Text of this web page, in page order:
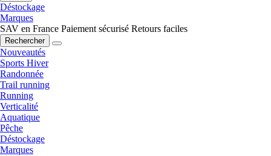
Déstockage
Marques
SAV en France Paiement sécurisé Retours faciles
Rechercher
Nouveautés
Sports Hiver
Randonnée
Trail running
Running
Verticalité
Aquatique
Pêche
Déstockage
Marques